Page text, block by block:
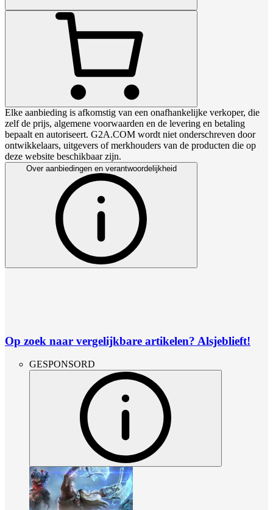
Elke aanbieding is afkomstig van een onafhankelijke verkoper, die
zelf de prijs, algemene voorwaarden en de levering en betaling
bepaalt en autoriseert. G2A.COM wordt niet onderschreven door
ontwikkelaars, uitgevers of merkhouders van de producten die op
deze website beschikbaar zijn.
Over aanbiedingen en verantwoordelijkheid
Op zoek naar vergelijkbare artikelen? Alsjeblieft!
GESPONSORD